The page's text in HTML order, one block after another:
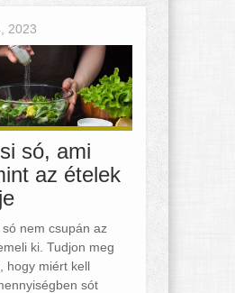
2023
só, ami
az ételek
nem csupán az
ki. Tudjon meg
hogy miért kell
sót